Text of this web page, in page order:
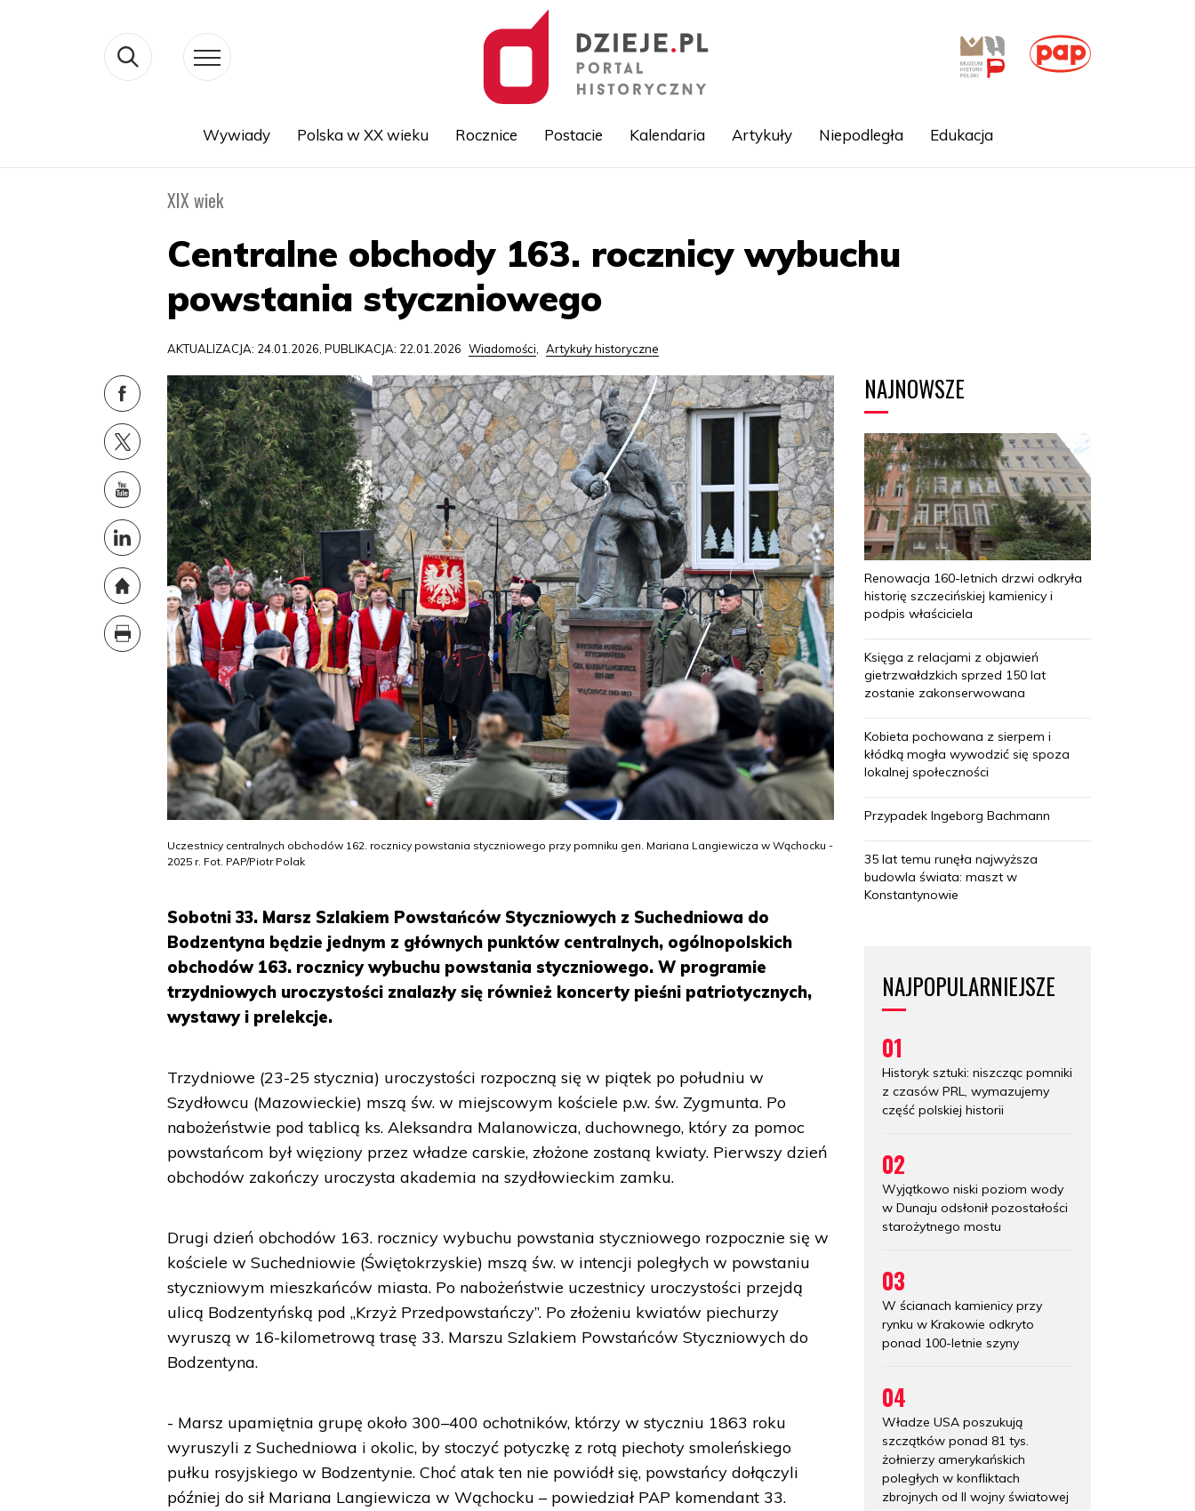
Wywiady Polska w XX wieku Rocznice Postacie Kalendaria Artykuły Niepodległa Edukacja
XIX wiek
Centralne obchody 163. rocznicy wybuchu
powstania styczniowego
AKTUALIZACJA: 24.01.2026, PUBLIKACJA: 22.01.2026 Wiadomości, Artykuły historyczne
Uczestnicy centralnych obchodów 162. rocznicy powstania styczniowego przy pomniku gen. Mariana Langiewicza w Wąchocku -
2025 r. Fot. PAP/Piotr Polak
Sobotni 33. Marsz Szlakiem Powstańców Styczniowych z Suchedniowa do
Bodzentyna będzie jednym z głównych punktów centralnych, ogólnopolskich
obchodów 163. rocznicy wybuchu powstania styczniowego. W programie
trzydniowych uroczystości znalazły się również koncerty pieśni patriotycznych,
wystawy i prelekcje.
Trzydniowe (23-25 stycznia) uroczystości rozpoczną się w piątek po południu w
Szydłowcu (Mazowieckie) mszą św. w miejscowym kościele p.w. św. Zygmunta. Po
nabożeństwie pod tablicą ks. Aleksandra Malanowicza, duchownego, który za pomoc
powstańcom był więziony przez władze carskie, złożone zostaną kwiaty. Pierwszy dzień
obchodów zakończy uroczysta akademia na szydłowieckim zamku.
Drugi dzień obchodów 163. rocznicy wybuchu powstania styczniowego rozpocznie się w
kościele w Suchedniowie (Świętokrzyskie) mszą św. w intencji poległych w powstaniu
styczniowym mieszkańców miasta. Po nabożeństwie uczestnicy uroczystości przejdą
ulicą Bodzentyńską pod „Krzyż Przedpowstańczy”. Po złożeniu kwiatów piechurzy
wyruszą w 16-kilometrową trasę 33. Marszu Szlakiem Powstańców Styczniowych do
Bodzentyna.
- Marsz upamiętnia grupę około 300–400 ochotników, którzy w styczniu 1863 roku
wyruszyli z Suchedniowa i okolic, by stoczyć potyczkę z rotą piechoty smoleńskiego
pułku rosyjskiego w Bodzentynie. Choć atak ten nie powiódł się, powstańcy dołączyli
później do sił Mariana Langiewicza w Wąchocku – powiedział PAP komendant 33.
NAJNOWSZE
Renowacja 160-letnich drzwi odkryła
historię szczecińskiej kamienicy i
podpis właściciela
Księga z relacjami z objawień
gietrzwałdzkich sprzed 150 lat
zostanie zakonserwowana
Kobieta pochowana z sierpem i
kłódką mogła wywodzić się spoza
lokalnej społeczności
Przypadek Ingeborg Bachmann
35 lat temu runęła najwyższa
budowla świata: maszt w
Konstantynowie
NAJPOPULARNIEJSZE
01
Historyk sztuki: niszcząc pomniki
z czasów PRL, wymazujemy
część polskiej historii
02
Wyjątkowo niski poziom wody
w Dunaju odsłonił pozostałości
starożytnego mostu
03
W ścianach kamienicy przy
rynku w Krakowie odkryto
ponad 100-letnie szyny
04
Władze USA poszukują
szczątków ponad 81 tys.
żołnierzy amerykańskich
poległych w konfliktach
zbrojnych od II wojny światowej